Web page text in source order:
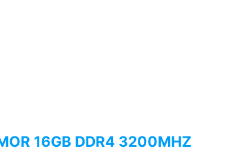
16GB DDR4 3200MHZ